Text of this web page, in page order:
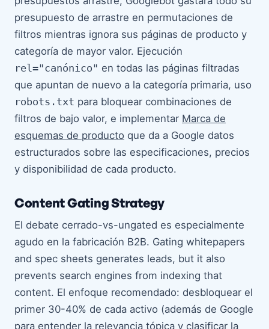
presupuesto de arrastre en permutaciones de
filtros mientras ignora sus páginas de producto y
categoría de mayor valor. Ejecución
rel="canónico" en todas las páginas filtradas
que apuntan de nuevo a la categoría primaria, uso
robots.txt para bloquear combinaciones de
filtros de bajo valor, e implementar Marca de
esquemas de producto que da a Google datos
estructurados sobre las especificaciones, precios
y disponibilidad de cada producto.
Content Gating Strategy
El debate cerrado-vs-ungated es especialmente
agudo en la fabricación B2B. Gating whitepapers
and spec sheets generates leads, but it also
prevents search engines from indexing that
content. El enfoque recomendado: desbloquear el
primer 30-40% de cada activo (además de Google
para entender la relevancia tópica y clasificar la